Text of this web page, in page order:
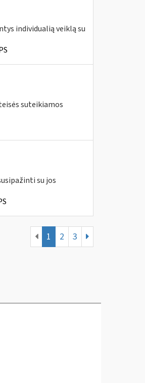
individualią veiklą su
suteikiamos
su jos
1 2 3